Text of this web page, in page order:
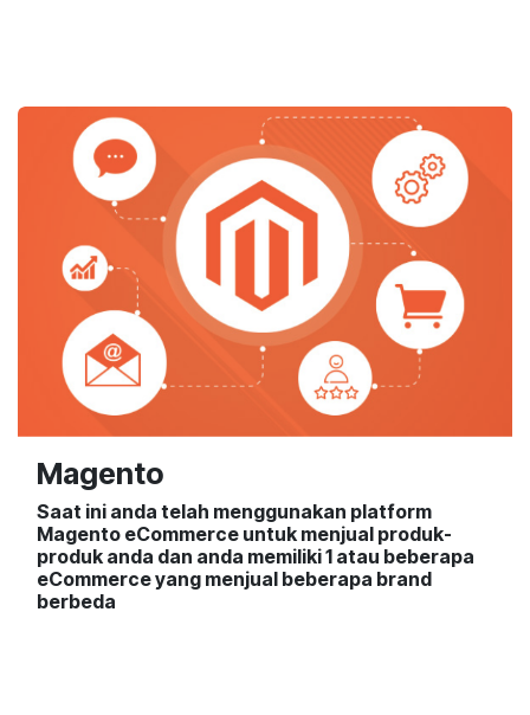
Magento
Saat ini anda telah menggunakan platform
Magento eCommerce untuk menjual produk-
produk anda dan anda memiliki 1 atau beberapa
eCommerce yang menjual beberapa brand
berbeda